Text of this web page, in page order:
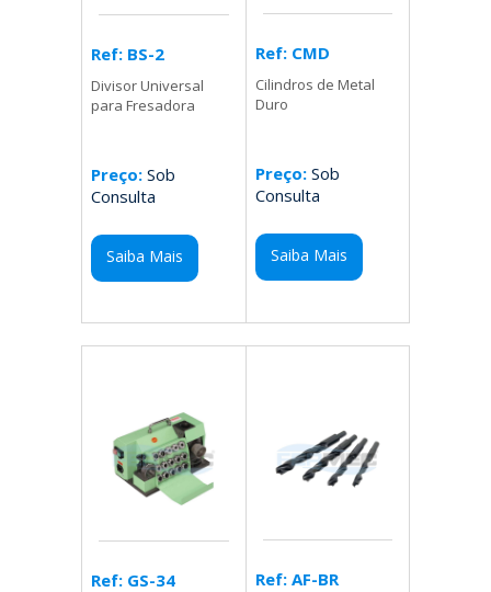
Ref: BS-2
Divisor Universal
para Fresadora
Preço: Sob
Consulta
Saiba Mais
Ref: CMD
Cilindros de Metal
Duro
Preço:Sob
Consulta
Saiba Mais
Ref: GS-34 Ref: AF-BR